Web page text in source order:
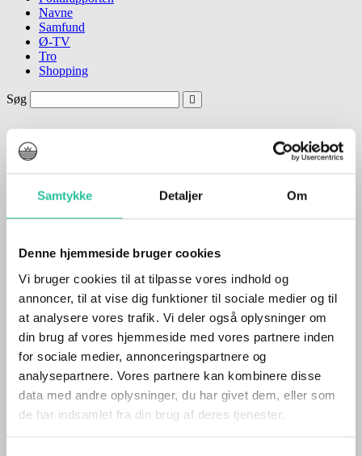
Samtykke Detaljer Om
Denne hjemmeside bruger cookies
Vi bruger cookies til at tilpasse vores indhold og
annoncer, til at vise dig funktioner til sociale medier og til
at analysere vores trafik. Vi deler også oplysninger om
din brug af vores hjemmeside med vores partnere inden
for sociale medier, annonceringspartnere og
analysepartnere. Vores partnere kan kombinere disse
data med andre oplysninger, du har givet dem, eller som
de har indsamlet fra din brug af deres tjenester.
Navne
Samfund
Ø-TV
Tro
Shopping
Søg
- din gratis lokalavis
Sif Hansen: Vi undervurderer ikke Viking-RIK
august 14, 2020
AfFinn Edvard
To på en knallert – uden styrthjelm